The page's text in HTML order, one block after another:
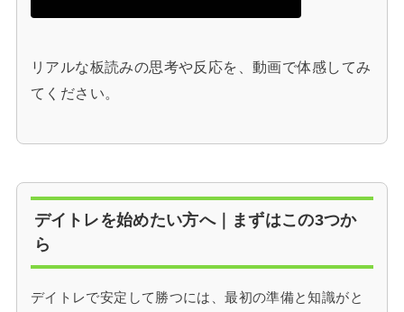
リアルな板読みの思考や反応を、動画で体感してみ
てください。
デイトレを始めたい方へ｜まずはこの3つか
ら
デイトレで安定して勝つには、最初の準備と知識がと